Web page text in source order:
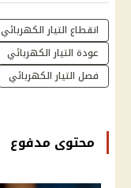
انقطاع التيار الكهربائي
عودة التيار الكهربائي
فصل التيار الكهربائي
محتوى مدفوع